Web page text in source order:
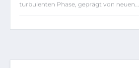
turbulenten Phase, geprägt von neuen…